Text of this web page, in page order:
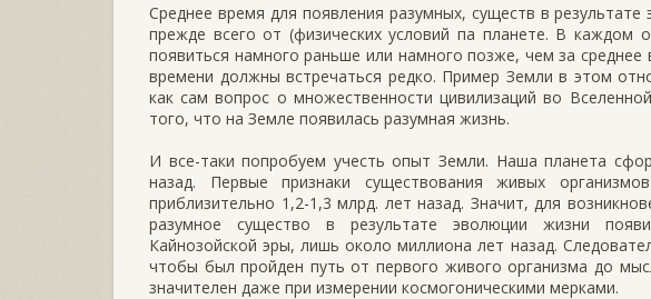
Среднее время для появления разумных, существ в
прежде всего от (физических условий па планете. В каждом
появиться намного раньше или намного позже, чем за
времени должны встречаться редко. Пример Земли в этом
как сам вопрос о множественности цивилизаций во
того, что на Земле появилась разумная жизнь.
И все-таки попробуем учесть опыт Земли. Наша планета
назад. Первые признаки существования живых
приблизительно 1,2-1,3 млрд. лет назад. Значит, для
разумное существо в результате эволюции жизни
Кайнозойской эры, лишь около миллиона лет назад.
чтобы был пройден путь от первого живого организма до
значителен даже при измерении космогоническими мерками.